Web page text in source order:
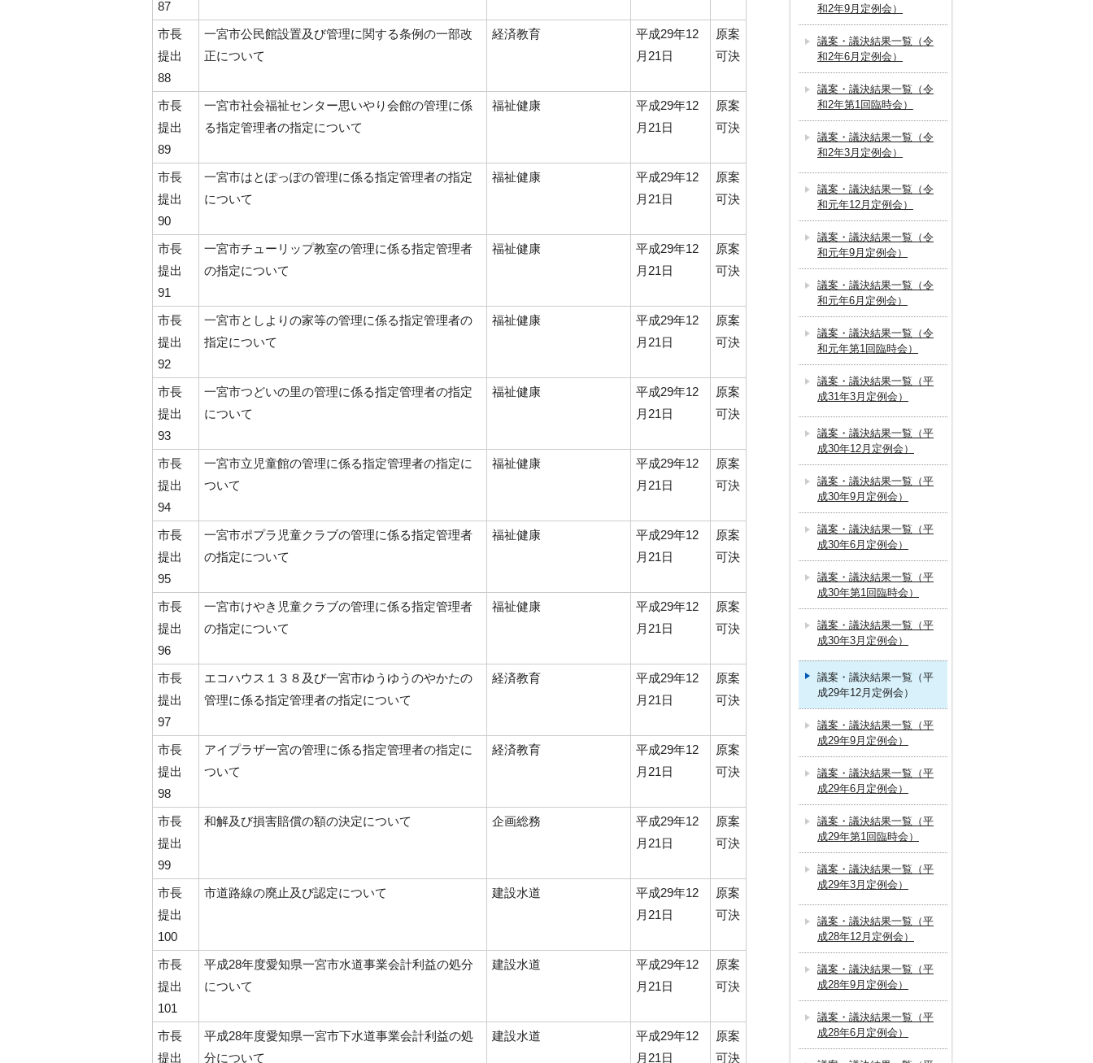
87
市長
提出
88
一宮市公民館設置及び管理に関する条例の一部改
正について
経済教育
平成29年12
月21日
原案
可決
市長
提出
89
一宮市社会福祉センター思いやり会館の管理に係
る指定管理者の指定について
福祉健康
平成29年12
月21日
原案
可決
市長
提出
90
一宮市はとぽっぽの管理に係る指定管理者の指定
について
福祉健康
平成29年12
月21日
原案
可決
市長
提出
91
一宮市チューリップ教室の管理に係る指定管理者
の指定について
福祉健康
平成29年12
月21日
原案
可決
市長
提出
92
一宮市としよりの家等の管理に係る指定管理者の
指定について
福祉健康
平成29年12
月21日
原案
可決
市長
提出
93
一宮市つどいの里の管理に係る指定管理者の指定
について
福祉健康
平成29年12
月21日
原案
可決
市長
提出
94
一宮市立児童館の管理に係る指定管理者の指定に
ついて
福祉健康
平成29年12
月21日
原案
可決
市長
提出
95
一宮市ポプラ児童クラブの管理に係る指定管理者
の指定について
福祉健康
平成29年12
月21日
原案
可決
市長
提出
96
一宮市けやき児童クラブの管理に係る指定管理者
の指定について
福祉健康
平成29年12
月21日
原案
可決
市長
提出
97
エコハウス１３８及び一宮市ゆうゆうのやかたの
管理に係る指定管理者の指定について
経済教育
平成29年12
月21日
原案
可決
市長
提出
98
アイプラザ一宮の管理に係る指定管理者の指定に
ついて
経済教育
平成29年12
月21日
原案
可決
市長
提出
99
和解及び損害賠償の額の決定について 企画総務
平成29年12
月21日
原案
可決
市長
提出
100
市道路線の廃止及び認定について 建設水道
平成29年12
月21日
原案
可決
市長
提出
101
平成28年度愛知県一宮市水道事業会計利益の処分
について
建設水道
平成29年12
月21日
原案
可決
市長
提出
平成28年度愛知県一宮市下水道事業会計利益の処
分について
建設水道
平成29年12
月21日
原案
可決
和2年9月定例会）
議案・議決結果一覧（令
和2年6月定例会）
議案・議決結果一覧（令
和2年第1回臨時会）
議案・議決結果一覧（令
和2年3月定例会）
議案・議決結果一覧（令
和元年12月定例会）
議案・議決結果一覧（令
和元年9月定例会）
議案・議決結果一覧（令
和元年6月定例会）
議案・議決結果一覧（令
和元年第1回臨時会）
議案・議決結果一覧（平
成31年3月定例会）
議案・議決結果一覧（平
成30年12月定例会）
議案・議決結果一覧（平
成30年9月定例会）
議案・議決結果一覧（平
成30年6月定例会）
議案・議決結果一覧（平
成30年第1回臨時会）
議案・議決結果一覧（平
成30年3月定例会）
議案・議決結果一覧（平
成29年12月定例会）
議案・議決結果一覧（平
成29年9月定例会）
議案・議決結果一覧（平
成29年6月定例会）
議案・議決結果一覧（平
成29年第1回臨時会）
議案・議決結果一覧（平
成29年3月定例会）
議案・議決結果一覧（平
成28年12月定例会）
議案・議決結果一覧（平
成28年9月定例会）
議案・議決結果一覧（平
成28年6月定例会）